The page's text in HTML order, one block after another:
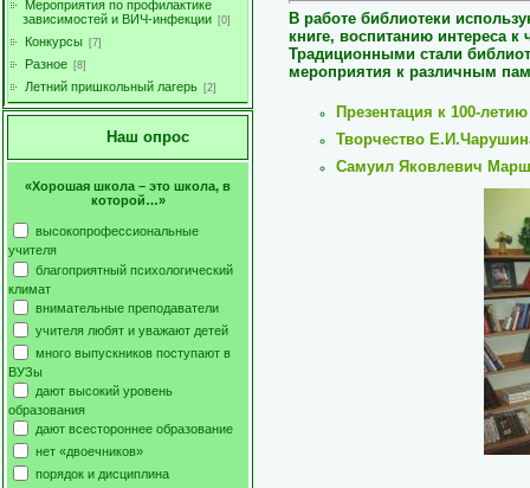
Мероприятия по профилактике
зависимостей и ВИЧ-инфекции [0]
Конкурсы [7]
Разное [8]
Летний пришкольный лагерь [2]
Наш опрос
«Хорошая школа – это школа, в
которой…»
высокопрофессиональные
учителя
благоприятный психологический
климат
внимательные преподаватели
учителя любят и уважают детей
много выпускников поступают в
ВУЗы
дают высокий уровень
образования
дают всестороннее образование
нет «двоечников»
порядок и дисциплина
В работе библиотеки
книге, воспитанию интереса к
Традиционными стали
мероприятия к различным
Презентация к 100-
Творчество
Самуил Яковлевич